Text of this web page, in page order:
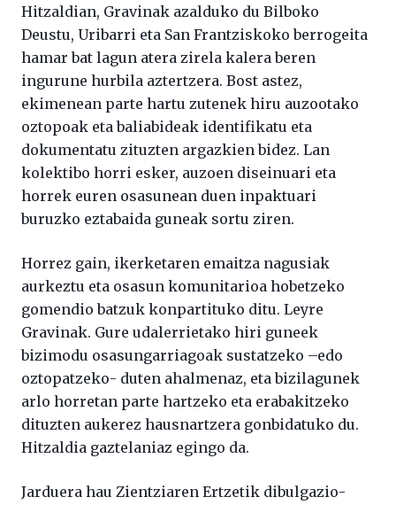
Hitzaldian, Gravinak azalduko du Bilboko
Deustu, Uribarri eta San Frantziskoko berrogeita
hamar bat lagun atera zirela kalera beren
ingurune hurbila aztertzera. Bost astez,
ekimenean parte hartu zutenek hiru auzootako
oztopoak eta baliabideak identifikatu eta
dokumentatu zituzten argazkien bidez. Lan
kolektibo horri esker, auzoen diseinuari eta
horrek euren osasunean duen inpaktuari
buruzko eztabaida guneak sortu ziren.
Horrez gain, ikerketaren emaitza nagusiak
aurkeztu eta osasun komunitarioa hobetzeko
gomendio batzuk konpartituko ditu. Leyre
Gravinak. Gure udalerrietako hiri guneek
bizimodu osasungarriagoak sustatzeko –edo
oztopatzeko- duten ahalmenaz, eta bizilagunek
arlo horretan parte hartzeko eta erabakitzeko
dituzten aukerez hausnartzera gonbidatuko du.
Hitzaldia gaztelaniaz egingo da.
Jarduera hau Zientziaren Ertzetik dibulgazio-